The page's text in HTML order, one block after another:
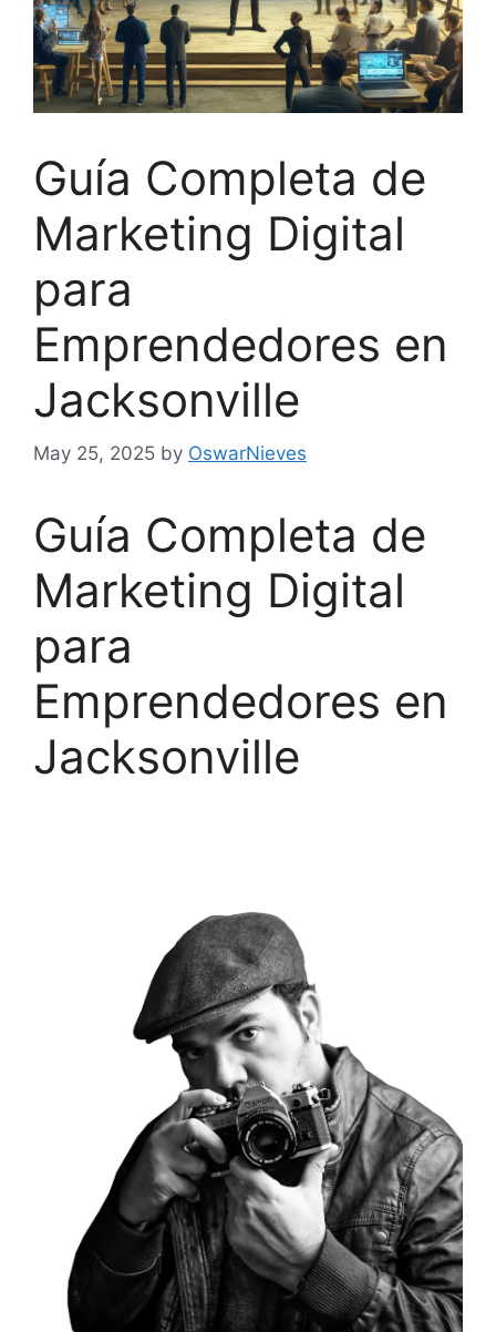
Guía Completa de
Marketing Digital
para
Emprendedores en
Jacksonville
May 25, 2025 by OswarNieves
Guía Completa de
Marketing Digital
para
Emprendedores en
Jacksonville